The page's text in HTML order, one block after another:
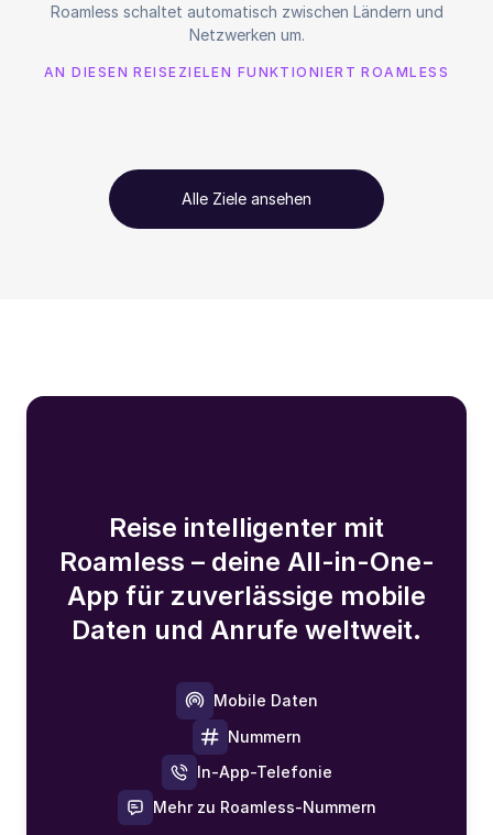
Roamless schaltet automatisch zwischen Ländern und
Netzwerken um.
AN DIESEN REISEZIELEN FUNKTIONIERT ROAMLESS
Alle Ziele ansehen
Reise intelligenter mit
Roamless – deine All-in-One-
App für zuverlässige mobile
Daten und Anrufe weltweit.
Mobile Daten
Nummern
In-App-Telefonie
Mehr zu Roamless-Nummern